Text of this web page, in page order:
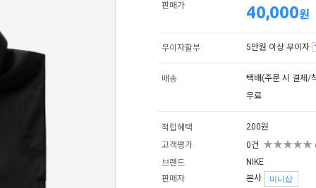
판매가 40,000원
무이자할부 5만원 이상 무이자
배송 택배(주문 시 결제 /
무료
적립혜택
200원
고객평가
0건 ★★★★★
브랜드
NIKE
판매자
본사 미니샵